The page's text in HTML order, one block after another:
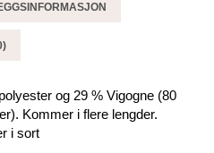
og 29 % Vigogne (80
Kommer i flere lengder.
i sort